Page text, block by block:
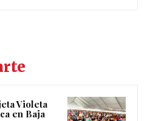
Violeta
en Baja